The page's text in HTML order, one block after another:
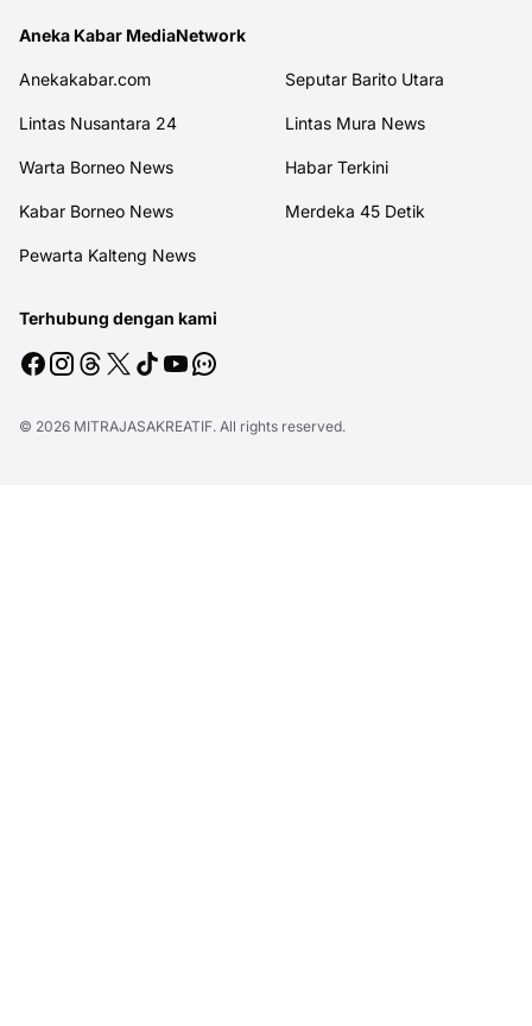
Aneka Kabar MediaNetwork
Anekakabar.com Seputar Barito Utara
Lintas Nusantara 24 Lintas Mura News
Warta Borneo News Habar Terkini
Kabar Borneo News Merdeka 45 Detik
Pewarta Kalteng News
Terhubung dengan kami
© 2026 MITRAJASAKREATIF. All rights reserved.